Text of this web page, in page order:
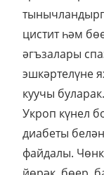
йөрәк, бөер,
укроп
тоткарлый,
Күз
төнәтмәсендә
саен 20
болай ясала:
кайнап
сөзегез.